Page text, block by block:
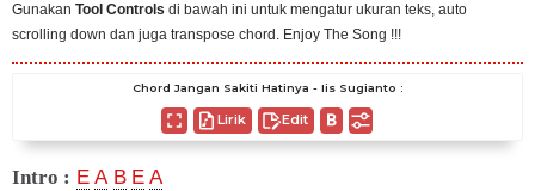
Gunakan Tool Controls di bawah ini untuk mengatur ukuran teks, auto
scrolling down dan juga transpose chord. Enjoy The Song !!!
Chord Jangan Sakiti Hatinya - Iis Sugianto :
Lirik Edit
Intro : E A B E A